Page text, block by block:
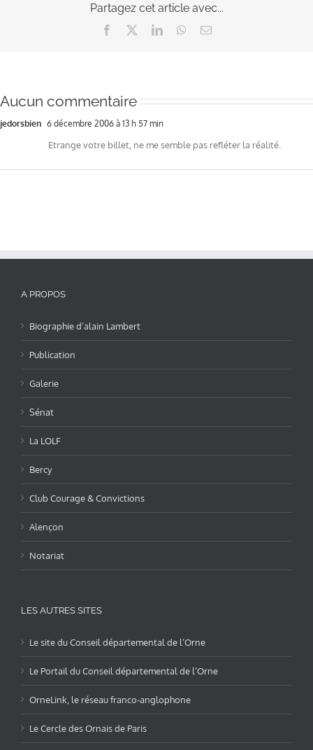
Partagez cet article avec...
Facebook LinkedInWhatsApp
Email
Aucun commentaire
jedorsbien 6 décembre 2006 à 13 h 57 min
Etrange votre billet, ne me semble pas refléter la réalité.
A PROPOS
Biographie d’alain Lambert
Publication
Galerie
Sénat
La LOLF
Bercy
Club Courage & Convictions
Alençon
Notariat
LES AUTRES SITES
Le site du Conseil départemental de l’Orne
Le Portail du Conseil départemental de l’Orne
OrneLink, le réseau franco-anglophone
Le Cercle des Ornais de Paris